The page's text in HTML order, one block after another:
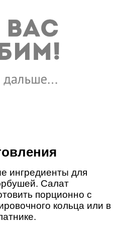
ингредиенты для
Салат
порционно с
кольца или в